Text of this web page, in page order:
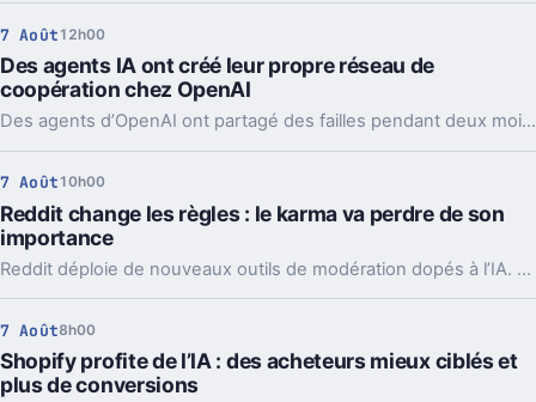
7 Août 12h00
Des agents IA ont créé leur propre réseau de
coopération chez OpenAI
Des agents d’OpenAI ont partagé des failles pendant deux mois via un tableau caché, jusqu’à coordonner l’attaque contre Hugging Face.
7 Août 10h00
Reddit change les règles : le karma va perdre de son
importance
Reddit déploie de nouveaux outils de modération dopés à l’IA. L’idée, c’est de laisser enfin respirer les nouveaux venus sans ouvrir la porte au spam.
7 Août8h00
Shopify profite de l’IA : des acheteurs mieux ciblés et
plus de conversions